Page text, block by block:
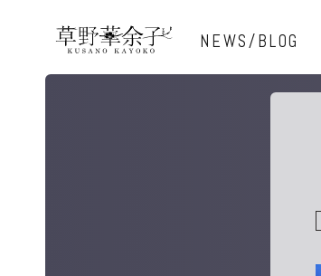
NEWS/BLOG